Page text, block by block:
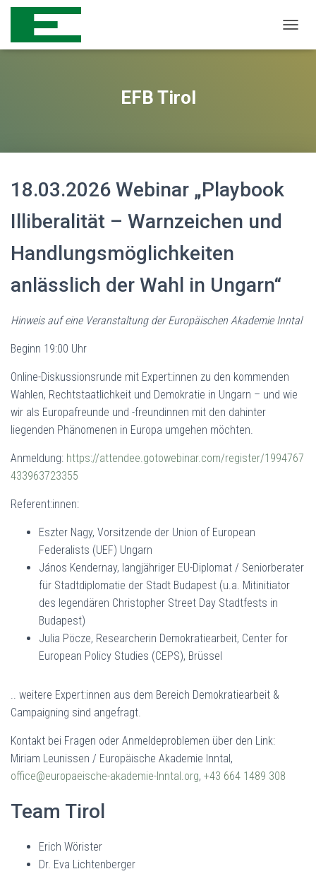
A
EFB Tirol
18.03.2026 Webinar „Playbook
Illiberalität – Warnzeichen und
Handlungsmöglichkeiten
anlässlich der Wahl in Ungarn“
Hinweis auf eine Veranstaltung der Europäischen Akademie Inntal
Beginn 19:00 Uhr
Online-Diskussionsrunde mit Expert:innen zu den kommenden
Wahlen, Rechtstaatlichkeit und Demokratie in Ungarn – und wie
wir als Europafreunde und -freundinnen mit den dahinter
liegenden Phänomenen in Europa umgehen möchten.
Anmeldung: https://attendee.gotowebinar.com/register/1994767
433963723355
Referent:innen:
Eszter Nagy, Vorsitzende der Union of European
Federalists (UEF) Ungarn
János Kendernay, langjähriger EU-Diplomat / Seniorberater
für Stadtdiplomatie der Stadt Budapest (u.a. Mitinitiator
des legendären Christopher Street Day Stadtfests in
Budapest)
Julia Pöcze, Researcherin Demokratiearbeit, Center for
European Policy Studies (CEPS), Brüssel
.. weitere Expert:innen aus dem Bereich Demokratiearbeit &
Campaigning sind angefragt.
Kontakt bei Fragen oder Anmeldeproblemen über den Link:
Miriam Leunissen / Europäische Akademie Inntal,
office@europaeische-akademie-Inntal.org, +43 664 1489 308
Team Tirol
Erich Wörister
Dr. Eva Lichtenberger